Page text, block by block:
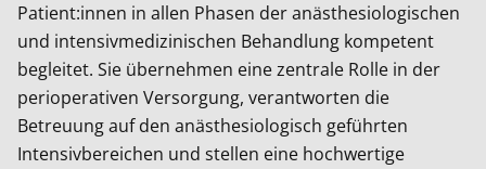
Patient:innen in allen Phasen der anästhesiologischen
und intensivmedizinischen Behandlung kompetent
begleitet. Sie übernehmen eine zentrale Rolle in der
perioperativen Versorgung, verantworten die
Betreuung auf den anästhesiologisch geführten
Intensivbereichen und stellen eine hochwertige